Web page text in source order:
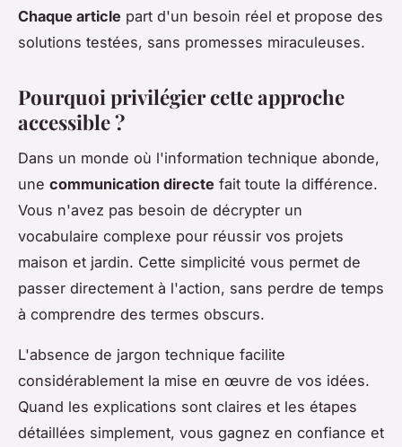
Chaque article part d'un besoin réel et propose des
solutions testées, sans promesses miraculeuses.
Pourquoi privilégier cette approche
accessible ?
Dans un monde où l'information technique abonde,
une communication directe fait toute la différence.
Vous n'avez pas besoin de décrypter un
vocabulaire complexe pour réussir vos projets
maison et jardin. Cette simplicité vous permet de
passer directement à l'action, sans perdre de temps
à comprendre des termes obscurs.
L'absence de jargon technique facilite
considérablement la mise en œuvre de vos idées.
Quand les explications sont claires et les étapes
détaillées simplement, vous gagnez en confiance et